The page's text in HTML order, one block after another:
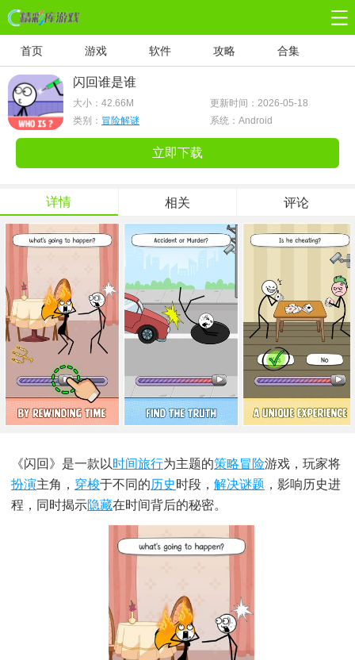
首页 游戏 软件 攻略 合集
闪回谁是谁
大小： 42.66M
更新时间：2026-05-18
类别： 冒险解谜 系统：Android
立即下载
详情 相关 评论
《闪回》是一款以时间旅行为主题的策略冒险游戏，玩家将
扮演主角， 穿梭于不同的历史时段， 解决谜题 ，影响历史进
程，同时揭示隐藏在时间背后的秘密。